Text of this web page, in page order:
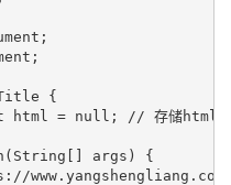
{
= null; // 存储html源
args) {